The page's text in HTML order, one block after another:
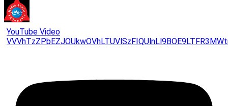
YouTube Video